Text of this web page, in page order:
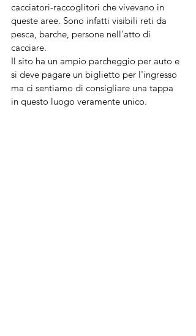
cacciatori-raccoglitori che vivevano in
queste aree. Sono infatti visibili reti da
pesca, barche, persone nell'atto di
cacciare.
Il sito ha un ampio parcheggio per auto e
si deve pagare un biglietto per l'ingresso
ma ci sentiamo di consigliare una tappa
in questo luogo veramente unico.